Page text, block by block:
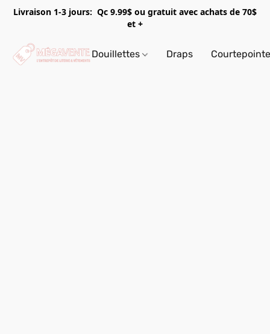
Livraison 1-3 jours: Qc 9.99$ ou gratuit avec achats de 70$
et +
Douillettes Draps